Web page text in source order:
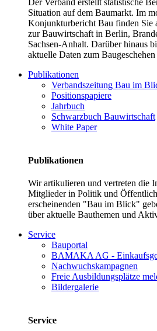
Situation auf dem Baumarkt. Im
Konjunkturbericht Bau finden Sie
zur Bauwirtschaft in Berlin,
Sachsen-Anhalt. Darüber hinaus
aktuelle Daten zum
Publikationen
Verbandszeitung Bau im
Positionspapiere
Jahrbuch
Schwarzbuch Bauwirtschaft
White Paper
Publikationen
Wir artikulieren und vertreten die
Mitglieder in Politik und
erscheinenden "Bau im Blick"
über aktuelle Bauthemen und
Service
Bauportal
BAMAKA AG -
Nachwuchskampagnen
Freie Ausbildungsplätze
Bildergalerie
Service